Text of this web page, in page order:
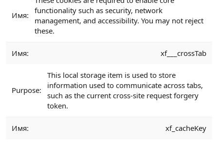
functionality such as security, network
management, and accessibility. You may not reject
these.
xf___crossTab
This local storage item is used to store
information used to communicate across tabs,
such as the current cross-site request forgery
token.
xf_cacheKey